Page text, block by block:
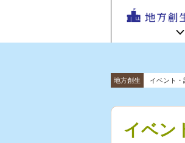
地方
地方創生カ
eラー
初めての方へ
連携
全国で活躍
地方創生
交流ひろ
ば」 | 地方
創生のノ
イベント・
イベン